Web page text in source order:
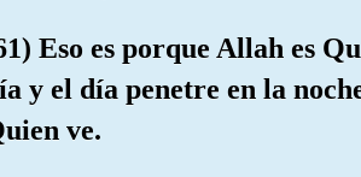
Eso es porque Allah es
y el día penetre en la
ve.